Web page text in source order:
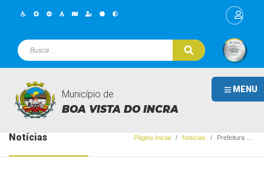
MENU
Município de
BOA VISTA DO INCRA
Notícias Página Inicial Notícias Prefeitura entrega prêmios aos ganhadores do Programa Nota Fiscal Gaúcha – Sorteio de fevereiro 2026